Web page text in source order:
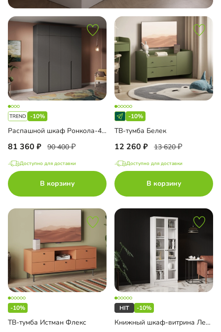
-10%
Распашной шкаф Ронкола-4 с антресолью
81 360 90 400
Доступно для доставки
В корзину
-10%
ТВ-тумба Белек
12 260 13 620
Доступно для доставки
В корзину
-10%
ТВ-тумба Истман Флекс
-10%
Книжный шкаф-витрина Лестер-3